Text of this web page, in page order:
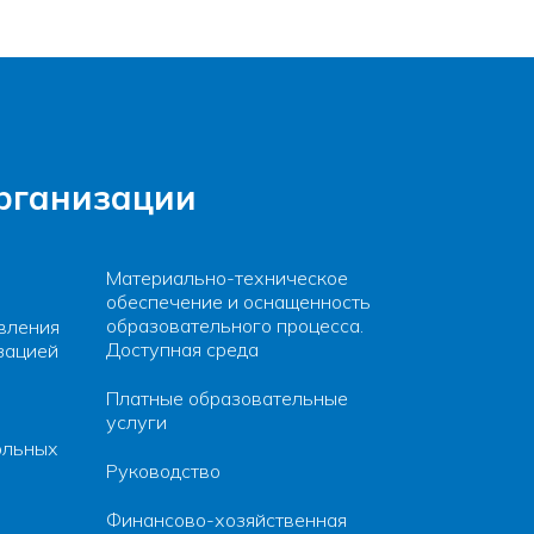
Материально-техническое
обеспечение и оснащенность
образовательного процесса.
Доступная среда
Платные образовательные
услуги
Руководство
Финансово-хозяйственная